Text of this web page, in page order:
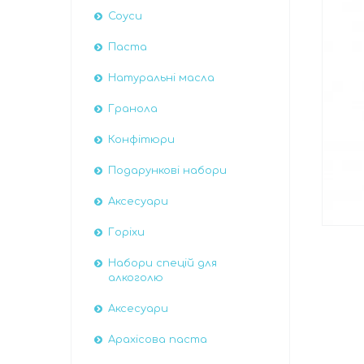
Соуси
Паста
Натуральні масла
Гранола
Конфітюри
Подарункові набори
Аксесуари
Горіхи
Набори спецій для
алкоголю
Аксесуари
Арахісова паста